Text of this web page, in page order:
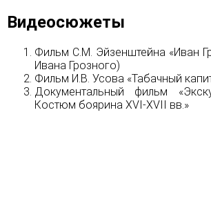
Видеосюжеты
Фильм С.М. Эйзенштейна «Иван
Ивана Грозного)
Фильм И.В. Усова «Табачный
Документальный фильм
Костюм боярина XVI-XVII вв.»